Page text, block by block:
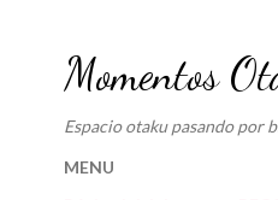
Momentos
Espacio otaku pasando por
MENU